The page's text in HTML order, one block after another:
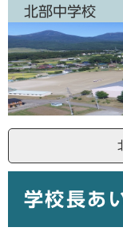
へ
北部中学校
学校長あ